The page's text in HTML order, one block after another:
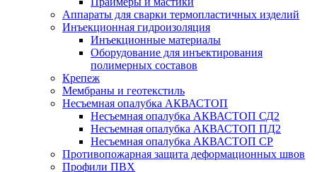
Аппараты для сварки термопластичных изделий
Инъекционная гидроизоляция
Инъекционные материалы
Оборудование для инъектирования
полимерных составов
Крепеж
Мембраны и геотекстиль
Несъемная опалубка АКВАСТОП
Несъемная опалубка АКВАСТОП СД2
Несъемная опалубка АКВАСТОП ПД2
Несъемная опалубка АКВАСТОП СР
Противопожарная защита деформационных швов
Профили ПВХ